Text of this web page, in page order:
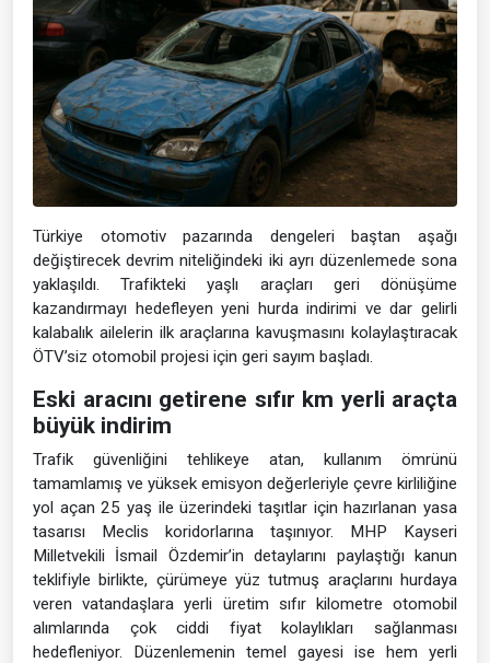
Türkiye otomotiv pazarında dengeleri baştan aşağı
değiştirecek devrim niteliğindeki iki ayrı düzenlemede sona
yaklaşıldı. Trafikteki yaşlı araçları geri dönüşüme
kazandırmayı hedefleyen yeni hurda indirimi ve dar gelirli
kalabalık ailelerin ilk araçlarına kavuşmasını kolaylaştıracak
ÖTV’siz otomobil projesi için geri sayım başladı.
Eski aracını getirene sıfır km yerli araçta
büyük indirim
Trafik güvenliğini tehlikeye atan, kullanım ömrünü
tamamlamış ve yüksek emisyon değerleriyle çevre kirliliğine
yol açan 25 yaş ile üzerindeki taşıtlar için hazırlanan yasa
tasarısı Meclis koridorlarına taşınıyor. MHP Kayseri
Milletvekili İsmail Özdemir’in detaylarını paylaştığı kanun
teklifiyle birlikte, çürümeye yüz tutmuş araçlarını hurdaya
veren vatandaşlara yerli üretim sıfır kilometre otomobil
alımlarında çok ciddi fiyat kolaylıkları sağlanması
hedefleniyor. Düzenlemenin temel gayesi ise hem yerli